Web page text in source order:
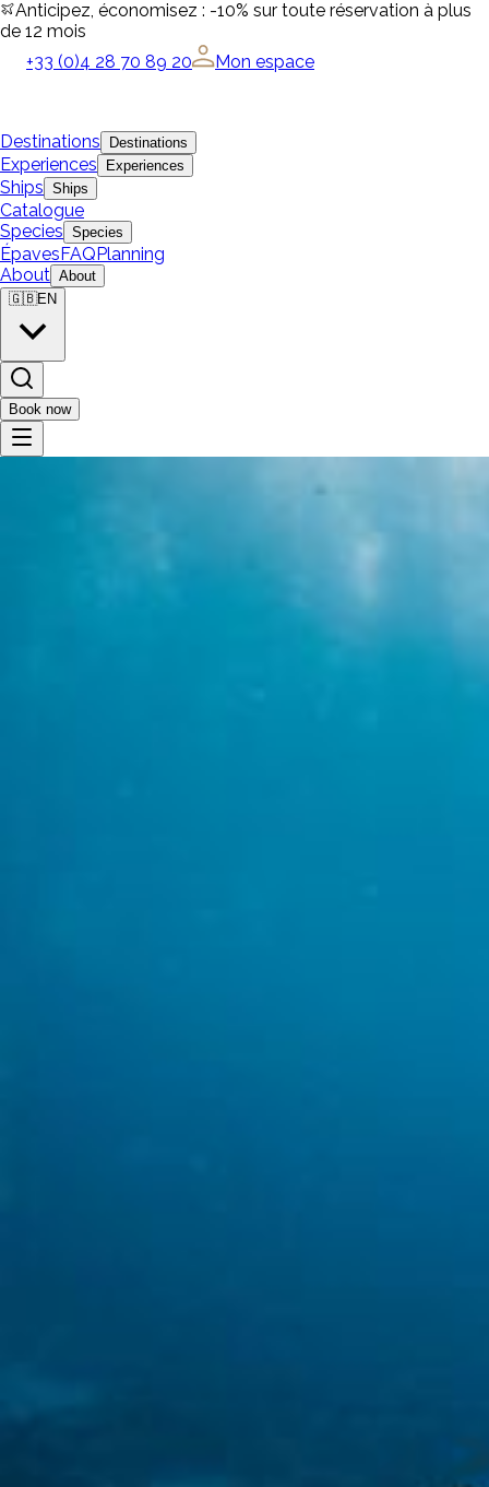
Anticipez, économisez : -10% sur toute réservation à plus
de 12 mois
+33 (0)4 28 70 89 20
Mon espace
Destinations Destinations
Experiences Experiences
Ships Ships
Catalogue
Species Species
ÉpavesFAQPlanning
About About
🇬🇧EN
Book now